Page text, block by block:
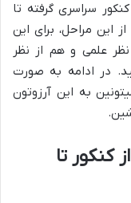
سراسری گرفته تا
مراحل، برای این
علمی و هم از نظر
در ادامه به صورت
به این آرزوتون
کنکور تا